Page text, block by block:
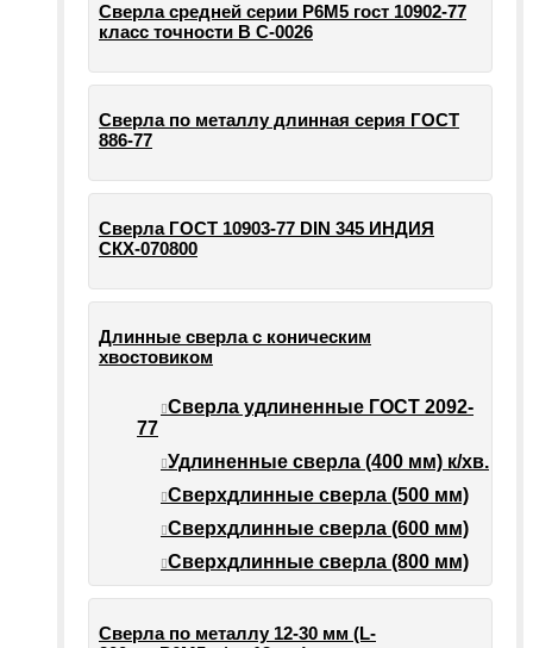
Сверла средней серии Р6М5 гост 10902-77
класс точности В С-0026
Сверла по металлу длинная серия ГОСТ
886-77
Сверла ГОСТ 10903-77 DIN 345 ИНДИЯ
СКХ-070800
Длинные сверла с коническим
хвостовиком
Сверла удлиненные ГОСТ 2092-
77
Удлиненные сверла (400 мм) к/хв.
Сверхдлинные сверла (500 мм)
Сверхдлинные сверла (600 мм)
Сверхдлинные сверла (800 мм)
Сверла по металлу 12-30 мм (L-